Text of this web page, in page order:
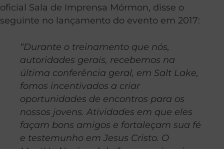
oficial Sala de Imprensa Mórmon, disse o
seguinte no lançamento do evento em 2017:
“Durante o treinamento que nós,
autoridades gerais, recebemos na
última conferência geral, em Salt Lake,
fomos incentivados a criar
oportunidades de encontros para os
nossos jovens. Atividades em que eles
façam bons amigos e fortaleçam sua fé
e testemunho em Jesus Cristo. O